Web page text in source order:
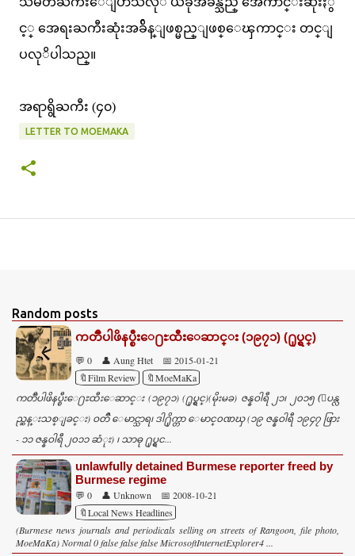
င့္ အေရးႀကီးဆုံးအခ်ိန္ျဖစ္မည္ျဖစ္ေၾကာင္း တင္ျ
ပလုိပါသည္။
အရာရွိႀကီး (၄၀)
LETTER TO MOEMAKA
Random posts
ကတၱီပါဖိနပ္စီးေ႐ႊထီးေဆာင္း (၁၉၇၁) (႐ုပ္ရွင္)
💬 0 👤 Aung Htet
📅 2015-01-21
🔖Film Review
🔖MoeMaKa
ကတၱီပါဖိနပ္စီးေ႐ႊထီးေဆာင္း (၁၉၇၁) (႐ုပ္ရွင္)(မိုးမခ) ဇန္နဝါရီ ၂၁၊ ၂၀၁၅ (ျပန္လ
ည္ဆန္းသစ္ျခင္း) ဝတၳဳ ေမာင္သာရ၊ ဒါ႐ိုက္တာ ေမာင္၀ဏၰ (၁၉ ဇန္နဝါရီ ၁၉၄၇ ဖြား
- ၁၁ ဇန္နဝါရီ ၂၀၁၁ ဆံုး) ၊ သာဓု ႐ုပ္ရွင...
unlawfully detained Burmese reporter freed by
Burmese regime
💬 0 👤 Unknown
📅 2008-10-21
🔖Local News Headlines
(Burmese news journals and periodicals selling on streets of Rangoon, file photo,
MoeMaKa) Normal 0 false false false MicrosoftInternetExplorer4 ...